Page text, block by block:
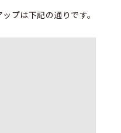
プは下記の通りです。